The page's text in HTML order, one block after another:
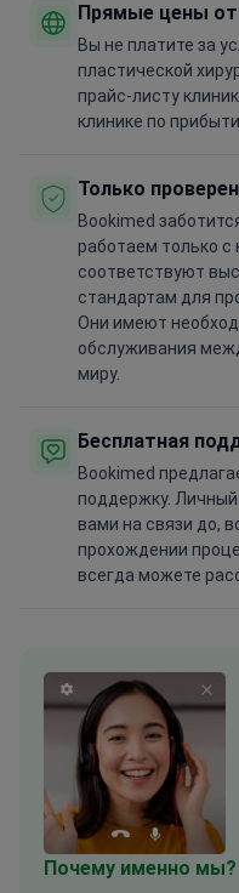
Прямые цены от
Вы не платите за
пластической
прайс-листу
клинике по
Только
Bookimed
работаем только с
соответствуют
стандартам для
Они имеют
обслуживания
миру.
Бесплатная
Bookimed
поддержку.
вами на связи до,
прохождении
всегда можете
Почему именно мы?